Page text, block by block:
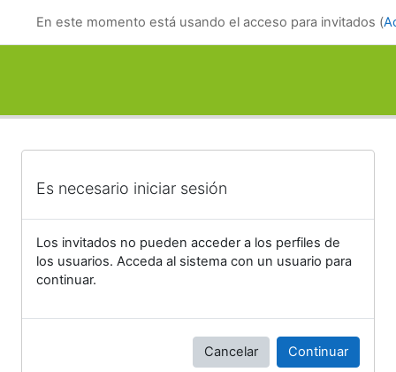
En este momento está usando el acceso para invitados (
Es necesario iniciar sesión
Los invitados no pueden acceder a los perfiles de
los usuarios. Acceda al sistema con un usuario para
continuar.
Cancelar Continuar